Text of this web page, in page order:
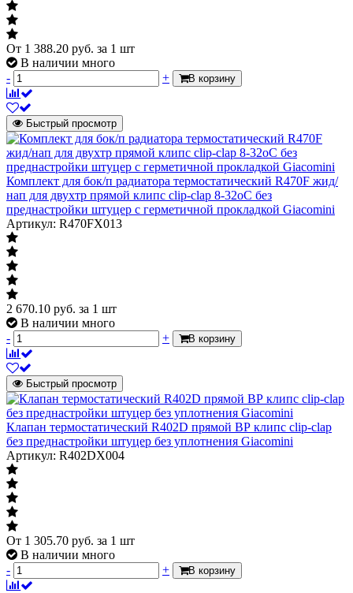
Штуцер
Функция преднастройки
Материал корпуса
Масса нетто
Страна происхождения
Штрих-код на одну ТМЦ
Температура рабочей среды
до +110 oC
Область применения
Для ручного или
автоматического
регулирования
тепловой
мощности
условий в
помещении.
Гарантия производителя
Гарантия производителя
Гарантийный срок со дня производства
товара.
Диаметр
Подключение к отопительному прибору
Подключение к трубопроводу
От 1 388.20 руб. за 1 шт
В наличии много
-
+ В корзину
Быстрый просмотр
Комплект для бок/п радиатора термостатический R470F жид/
нап для двухтр прямой клипс clip-clap 8-32oC без
преднастройки штуцер с герметичной прокладкой Giacomini
Артикул: R470FX013
2 670.10 руб. за 1 шт
В наличии много
-
+ В корзину
Быстрый просмотр
Клапан термостатический R402D прямой ВР клипс clip-clap
без преднастройки штуцер без уплотнения Giacomini
Артикул: R402DX004
От 1 305.70 руб. за 1 шт
В наличии много
-
+ В корзину